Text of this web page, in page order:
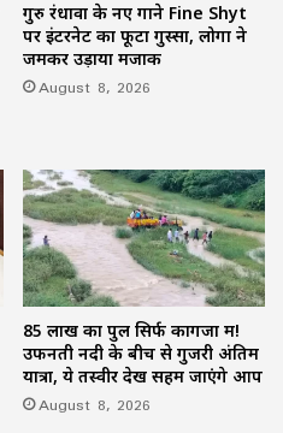
गुरु रंधावा के नए गाने Fine Shyt
पर इंटरनेट का फूटा गुस्सा, लोगों ने
जमकर उड़ाया मजाक
August 8, 2026
85 लाख का पुल सिर्फ कागजों में!
उफनती नदी के बीच से गुजरी अंतिम
यात्रा, ये तस्वीर देख सहम जाएंगे आप
August 8, 2026